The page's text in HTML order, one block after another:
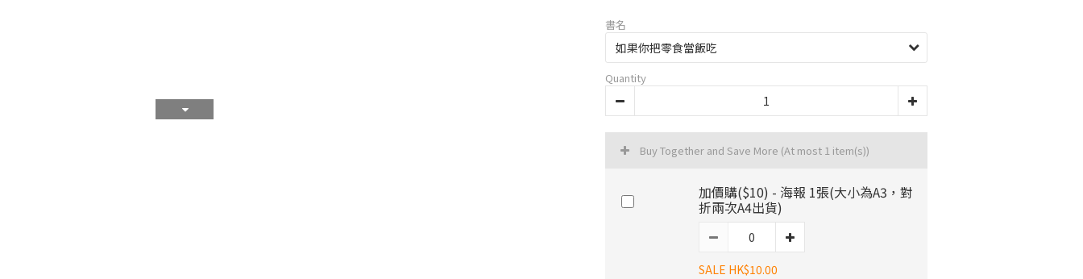
書名
Quantity
Buy Together and Save More (At most 1 item(s))
加價購($10) - 海報 1張(大小為A3，對
折兩次A4出貨)
SALE HK$10.00